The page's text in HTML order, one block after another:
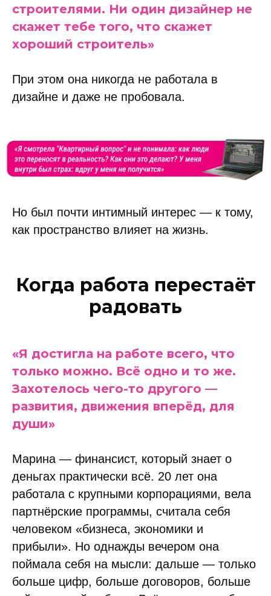
строителями. Ни один дизайнер не
скажет тебе того, что скажет
хороший строитель»
При этом она никогда не работала в
дизайне и даже не пробовала.
Но был почти интимный интерес — к тому,
как пространство влияет на жизнь.
Когда работа перестаёт
радовать
«Я достигла на работе всего, что
только можно. Всё одно и то же.
Захотелось чего-то другого —
развития, движения вперёд, для
души»
Марина — финансист, который знает о
деньгах практически всё. 20 лет она
работала с крупными корпорациями, вела
партнёрские программы, считала себя
человеком «бизнеса, экономики и
прибыли». Но однажды вечером она
поймала себя на мысли: дальше — только
больше цифр, больше договоров, больше